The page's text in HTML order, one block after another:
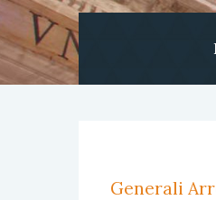
Generali